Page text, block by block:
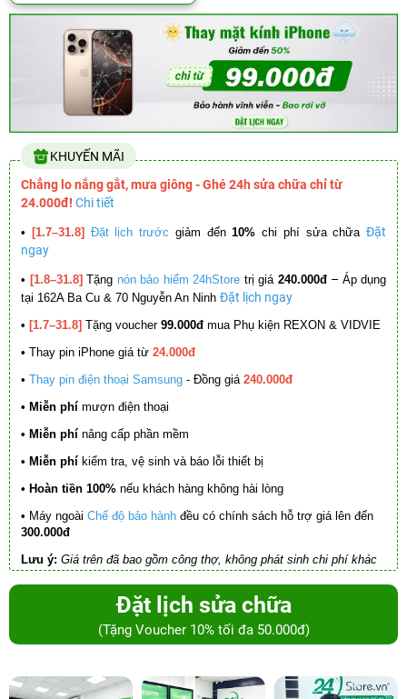
KHUYẾN MÃI
Chẳng lo nắng gắt, mưa giông - Ghé 24h sửa chữa chỉ từ
24.000đ! Chi tiết
• [1.7–31.8] Đặt lịch trước giảm đến10% chi phí sửa chữa Đặt
ngay
• [1.8–31.8] Tặng nón bảo hiểm 24hStore trị giá 240.000đ – Áp dụng
tại 162A Ba Cu & 70 Nguyễn An Ninh Đặt lịch ngay
• [1.7–31.8] Tặng voucher 99.000đ mua Phụ kiện REXON & VIDVIE
• Thay pin iPhone giá từ 24.000đ
• Thay pin điện thoại Samsung - Đồng giá 240.000đ
• Miễn phí mượn điện thoại
• Miễn phí nâng cấp phần mềm
• Miễn phí kiểm tra, vệ sinh và báo lỗi thiết bị
• Hoàn tiền 100% nếu khách hàng không hài lòng
• Máy ngoài Chế độ bảo hành đều có chính sách hỗ trợ giá lên đến
300.000đ
Lưu ý: Giá trên đã bao gồm công thợ, không phát sinh chi phí khác
Đặt lịch sửa chữa
(Tặng Voucher 10% tối đa 50.000đ)